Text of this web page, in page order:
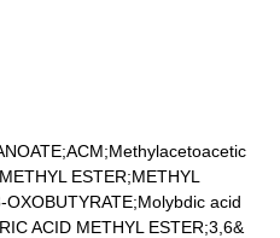
ESTER;METHYL
OXOBUTYRATE;Molybdic acid
ACID METHYL ESTER;3,6&